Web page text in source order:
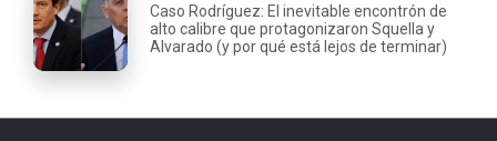
Caso Rodríguez: El inevitable encontrón de
alto calibre que protagonizaron Squella y
Alvarado (y por qué está lejos de terminar)